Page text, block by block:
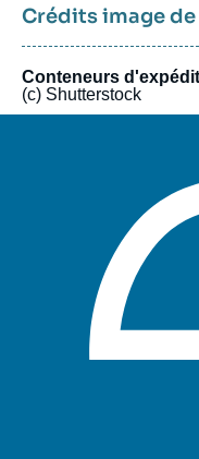
financières. Dans un
plus de raffiner les
proposer à la fois des
ciblées. Elle permet
d’horizons variés d’en
Crédits image de
Conteneurs
(c) Shutterstock